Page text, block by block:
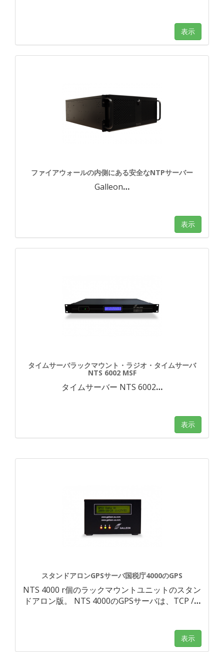
表示
ファイアウォールの内側にある安全なNTPサーバー
Galleon…
表示
タイムサーバラックマウント・ラジオ・タイムサーバ
NTS 6002 MSF
タイムサーバー NTS 6002…
表示
スタンドアロンGPSサーバ国税庁4000のGPS
NTS 4000 r個のラックマウントユニットのスタン
ドアロン版。 NTS 4000のGPSサーバは、TCP /…
表示